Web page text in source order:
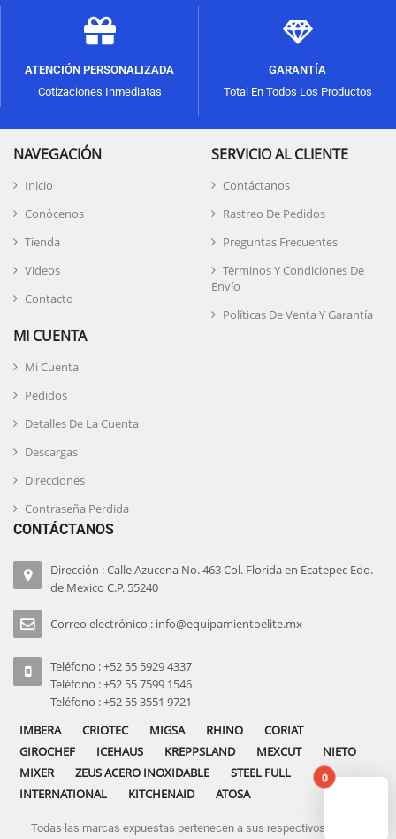
ATENCIÓN PERSONALIZADA
Cotizaciones Inmediatas
GARANTÍA
Total En Todos Los Productos
NAVEGACIÓN
Inicio
Conócenos
Tienda
Videos
Contacto
SERVICIO AL CLIENTE
Contáctanos
Rastreo De Pedidos
Preguntas Frecuentes
Términos Y Condiciones De
Envío
Políticas De Venta Y Garantía
MI CUENTA
Mi Cuenta
Pedidos
Detalles De La Cuenta
Descargas
Direcciones
Contraseña Perdida
CONTÁCTANOS
Dirección : Calle Azucena No. 463 Col. Florida en Ecatepec Edo.
de Mexico C.P. 55240
Correo electrónico : info@equipamientoelite.mx
Teléfono : +52 55 5929 4337
Teléfono : +52 55 7599 1546
Teléfono : +52 55 3551 9721
IMBERA
CRIOTEC MIGSA RHINO
CORIAT
GIROCHEF
ICEHAUS KREPPSLAND MEXCUT
NIETO
MIXER
ZEUS ACERO INOXIDABLE
STEEL FULL
INTERNATIONAL
KITCHENAID ATOSA
Todas las marcas expuestas pertenecen a sus respectivos dueños
0